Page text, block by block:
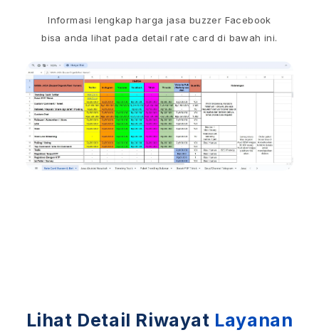
Informasi lengkap harga jasa buzzer Facebook
bisa anda lihat pada detail rate card di bawah ini.
Lihat Detail Riwayat Layanan